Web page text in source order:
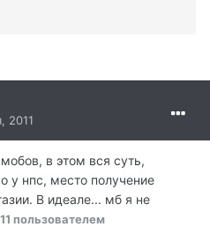
2011
в этом вся суть,
у нпс, место получение
В идеале... мб я не
пользователем